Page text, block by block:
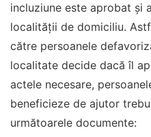
incluziune este aprobat și
localității de domiciliu.
către persoanele
localitate decide dacă îl
actele necesare,
beneficieze de ajutor
următoarele documente: